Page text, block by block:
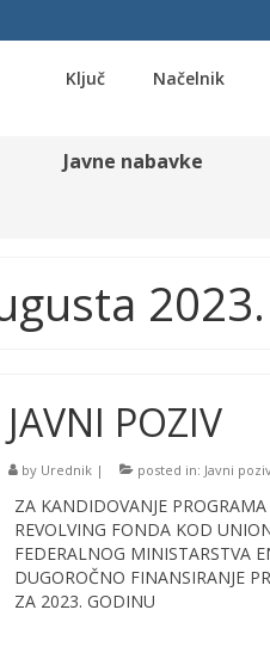
Ključ Načelnik
Javne nabavke
2023.
JAVNI POZIV
by Urednik| posted in: Javni
ZA KANDIDOVANJE
REVOLVING FONDA KOD
FEDERALNOG MINISTARSTVA
DUGOROČNO FINANSIRANJE
ZA 2023. GODINU